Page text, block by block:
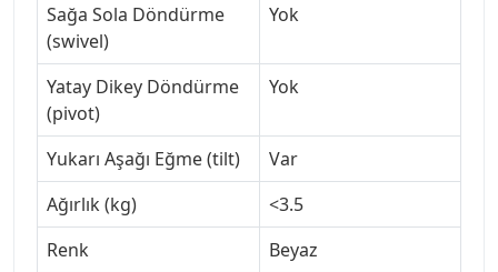
Sağa Sola Döndürme
(swivel)
Yok
Yatay Dikey Döndürme
(pivot)
Yok
Yukarı Aşağı Eğme (tilt)
Var
Ağırlık (kg)
<3.5
Renk
Beyaz